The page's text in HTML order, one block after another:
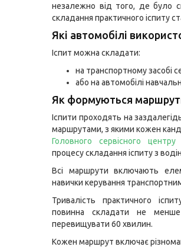
незалежно від того, де було
складання практичного іспиту
Які автомобілі
Іспит можна складати:
на транспортному засобі
або на автомобілі
Як формуються
Іспити проходять на
маршрутами, з якими кожен
Головного сервісного
процесу складання іспиту з
Всі маршрути включають
навички керування
Тривалість практичного
повинна складати не
перевищувати 60 хвилин.
Кожен маршрут включає